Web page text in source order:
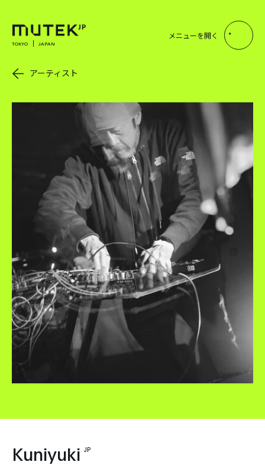
TOKYO JAPAN
メニューを開く
アーティスト
Kuniyuki JP